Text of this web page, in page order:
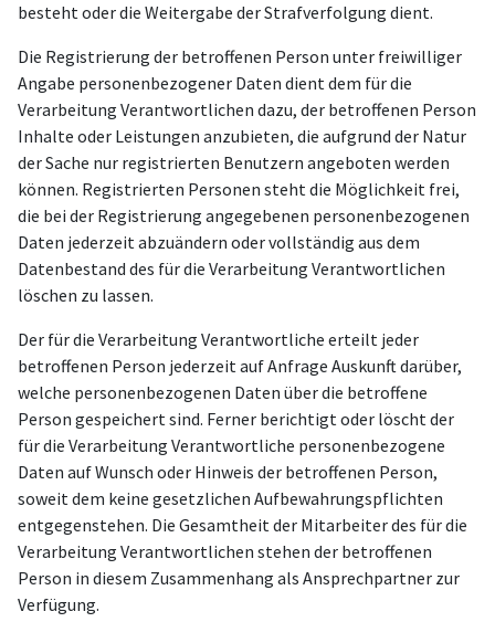
besteht oder die Weitergabe der Strafverfolgung dient.
Die Registrierung der betroffenen Person unter freiwilliger
Angabe personenbezogener Daten dient dem für die
Verarbeitung Verantwortlichen dazu, der betroffenen Person
Inhalte oder Leistungen anzubieten, die aufgrund der Natur
der Sache nur registrierten Benutzern angeboten werden
können. Registrierten Personen steht die Möglichkeit frei,
die bei der Registrierung angegebenen personenbezogenen
Daten jederzeit abzuändern oder vollständig aus dem
Datenbestand des für die Verarbeitung Verantwortlichen
löschen zu lassen.
Der für die Verarbeitung Verantwortliche erteilt jeder
betroffenen Person jederzeit auf Anfrage Auskunft darüber,
welche personenbezogenen Daten über die betroffene
Person gespeichert sind. Ferner berichtigt oder löscht der
für die Verarbeitung Verantwortliche personenbezogene
Daten auf Wunsch oder Hinweis der betroffenen Person,
soweit dem keine gesetzlichen Aufbewahrungspflichten
entgegenstehen. Die Gesamtheit der Mitarbeiter des für die
Verarbeitung Verantwortlichen stehen der betroffenen
Person in diesem Zusammenhang als Ansprechpartner zur
Verfügung.